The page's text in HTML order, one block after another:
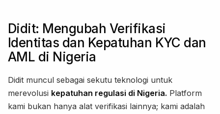
Didit: Mengubah Verifikasi
Identitas dan Kepatuhan KYC dan
AML di Nigeria
Didit muncul sebagai sekutu teknologi untuk
merevolusi kepatuhan regulasi di Nigeria. Platform
kami bukan hanya alat verifikasi lainnya; kami adalah